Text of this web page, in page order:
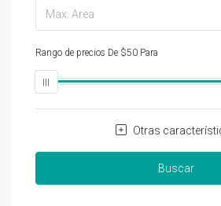
Rango de precios De $50 Para
Otras
Buscar